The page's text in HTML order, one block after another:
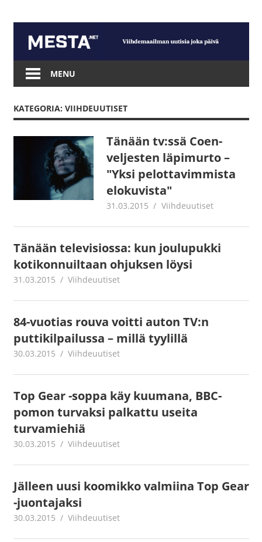
content
Mesta.net
MENU
KATEGORIA: VIIHDEUUTISET
Tänään tv:ssä Coen-
veljesten läpimurto –
"Yksi pelottavimmista
elokuvista"
31.03.2015 mestanet
Viihdeuutiset
Tänään televisiossa: kun joulupukki
kotikonnuiltaan ohjuksen löysi
31.03.2015 mestanet
Viihdeuutiset
84-vuotias rouva voitti auton TV:n
puttikilpailussa – millä tyylillä
30.03.2015 mestanet
Viihdeuutiset
Top Gear -soppa käy kuumana, BBC-
pomon turvaksi palkattu useita
turvamiehiä
30.03.2015 mestanet
Viihdeuutiset
Jälleen uusi koomikko valmiina Top Gear
-juontajaksi
30.03.2015 mestanet
Viihdeuutiset